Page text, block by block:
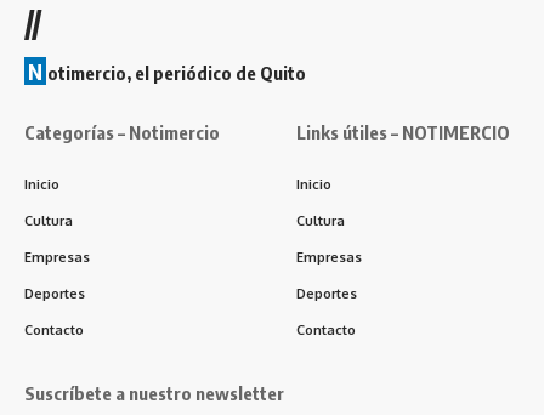
//
N otimercio, el periódico de Quito
Categorías – Notimercio
Inicio
Cultura
Empresas
Deportes
Contacto
Links útiles – NOTIMERCIO
Inicio
Cultura
Empresas
Deportes
Contacto
Suscríbete a nuestro newsletter